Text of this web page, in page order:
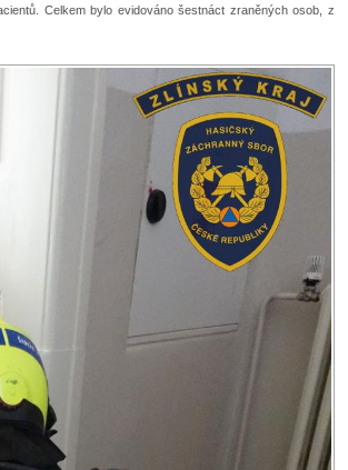
Celkem bylo evidováno šestnáct zraněných osob, z